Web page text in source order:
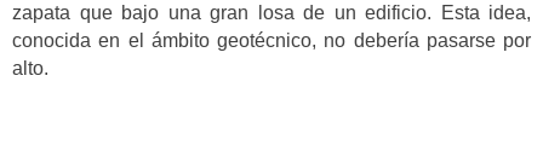
zapata que bajo una gran losa de un edificio. Esta idea,
conocida en el ámbito geotécnico, no debería pasarse por
alto.